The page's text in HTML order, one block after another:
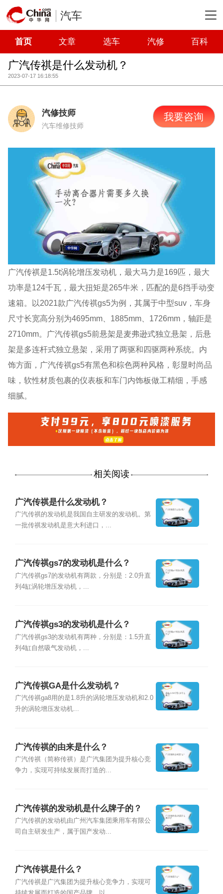
汽车
首页 文章 选车 汽修 百科
广汽传祺是什么发动机？
2023-07-17 16:18:55
汽修技师
汽车维修技师
我要咨询
广汽传祺是1.5t涡轮增压发动机，最大马力是169匹，最大
功率是124千瓦，最大扭矩是265牛米，匹配的是6挡手动变
速箱。以2021款广汽传祺gs5为例，其属于中型suv，车身
尺寸长宽高分别为4695mm、1885mm、1726mm，轴距是
2710mm。广汽传祺gs5前悬架是麦弗逊式独立悬架，后悬
架是多连杆式独立悬架，采用了两驱和四驱两种系统。内
饰方面，广汽传祺gs5有黑色和棕色两种风格，彰显时尚品
味，软性材质包裹的仪表板和车门内饰板做工精细，手感
细腻。
相关阅读
广汽传祺是什么发动机？
广汽传祺的发动机是我国自主研发的发动机。第
一批传祺发动机是意大利进口，...
广汽传祺gs7的发动机是什么？
广汽传祺gs7的发动机有两款，分别是：2.0升直
列4缸涡轮增压发动机，...
广汽传祺gs3的发动机是什么？
广汽传祺gs3的发动机有两种，分别是：1.5升直
列4缸自然吸气发动机，...
广汽传祺GA是什么发动机？
广汽传祺ga8用的是1.8升的涡轮增压发动机和2.0
升的涡轮增压发动机...
广汽传祺的由来是什么？
广汽传祺（简称传祺）是广汽集团为提升核心竞
争力，实现可持续发展而打造的...
广汽传祺的发动机是什么牌子的？
广汽传祺的发动机由广州汽车集团乘用车有限公
司自主研发生产，属于国产发动...
广汽传祺是什么？
广汽传祺是广汽集团为提升核心竞争力，实现可